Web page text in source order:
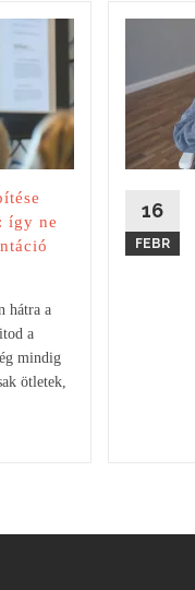
így ne
hátra a
a
mindig
ötletek,
16
FEBR